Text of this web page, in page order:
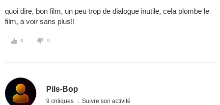
quoi dire, bon film, un peu trop de dialogue inutile, cela plombe le
film, a voir sans plus!!
0 0
Pils-Bop
9 critiques Suivre son activité